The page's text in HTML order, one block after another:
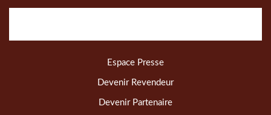
Espace Presse
Devenir Revendeur
Devenir Partenaire